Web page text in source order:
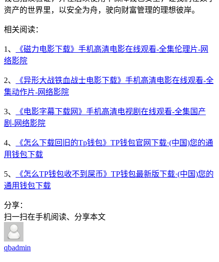
资产的世界里，以安全为舟，驶向财富管理的理想彼岸。
相关阅读：
1、
《磁力电影下载》手机高清电影在线观看-全集伦理片-网
络影院
2、
《异形大战铁血战士电影下载》手机高清电影在线观看-全
集动作片-网络影院
3、
《电影字幕下载网》手机高清电视剧在线观看-全集国产
剧-网络影院
4、
《怎么下载回旧的Tp钱包》TP钱包官网下载·(中国)您的通
用钱包下载
5、
《怎么TP钱包收不到屎币》TP钱包最新版下载·(中国)您的
通用钱包下载
分享：
扫一扫在手机阅读、分享本文
qbadmin